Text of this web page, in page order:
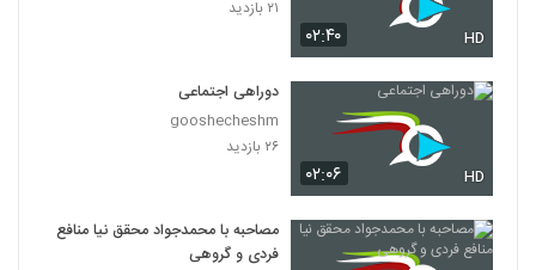
۰۲:۴۰ HD
۲۱ بازدید
۰۲:۰۶ HD
دوراهی اجتماعی
gooshecheshm
۲۶ بازدید
مصاحبه با محمدجواد محقق نیا منافع
فردی و گروهی